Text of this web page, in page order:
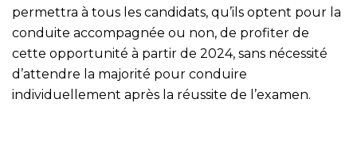
permettra à tous les candidats, qu’ils optent pour la
conduite accompagnée ou non, de profiter de
cette opportunité à partir de 2024, sans nécessité
d’attendre la majorité pour conduire
individuellement après la réussite de l’examen.